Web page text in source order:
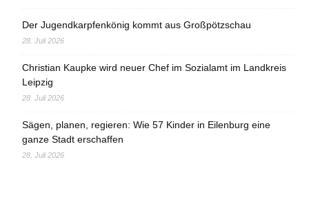
Der Jugendkarpfenkönig kommt aus Großpötzschau
28. Juli 2026
Christian Kaupke wird neuer Chef im Sozialamt im Landkreis
Leipzig
28. Juli 2026
Sägen, planen, regieren: Wie 57 Kinder in Eilenburg eine
ganze Stadt erschaffen
28. Juli 2026